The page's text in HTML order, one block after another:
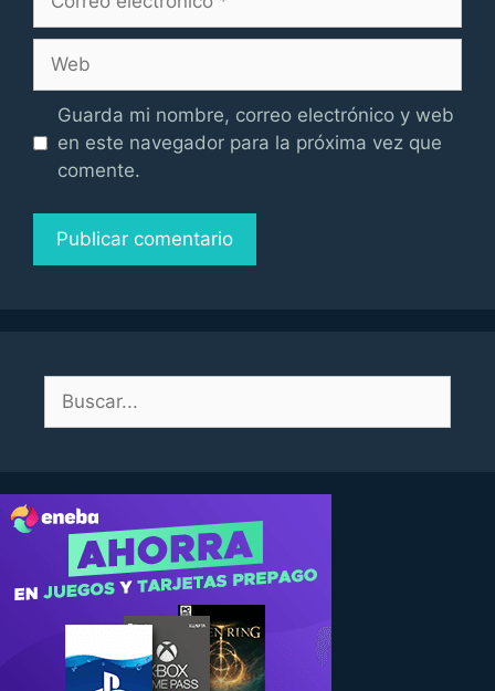
Web
Guarda mi nombre, correo electrónico y web
en este navegador para la próxima vez que
comente.